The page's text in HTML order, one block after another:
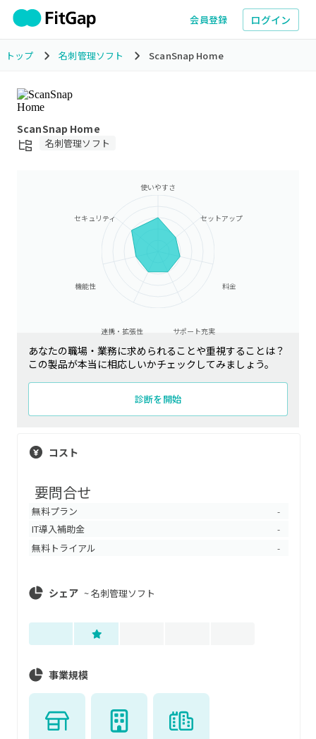
会員登録 ログイン
トップ 名刺管理ソフト ScanSnap Home
ScanSnap Home
名刺管理ソフト
使いやすさ
セットアップ
料金
サポート充実
連携・拡張性
機能性
セキュリティ
あなたの職場・業務に求められることや重視することは？
この製品が本当に相応しいかチェックしてみましょう。
診断を開始
コスト
要問合せ
無料プラン -
IT導入補助金 -
無料トライアル -
シェア ~名刺管理ソフト
事業規模